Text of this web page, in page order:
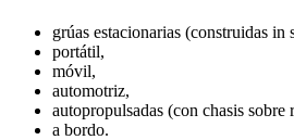
grúas estacionarias (construidas in
portátil,
móvil,
automotriz,
autopropulsadas (con chasis sobre
a bordo.